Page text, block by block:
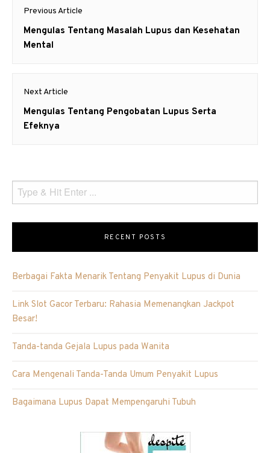
navigation
Previous Article
Previous
post:
Mengulas Tentang Masalah Lupus dan Kesehatan
Mental
Next Article
Next
post:
Mengulas Tentang Pengobatan Lupus Serta
Efeknya
RECENT POSTS
Berbagai Fakta Menarik Tentang Penyakit Lupus di Dunia
Link Slot Gacor Terbaru: Rahasia Memenangkan Jackpot
Besar!
Tanda-tanda Gejala Lupus pada Wanita
Cara Mengenali Tanda-Tanda Umum Penyakit Lupus
Bagaimana Lupus Dapat Mempengaruhi Tubuh